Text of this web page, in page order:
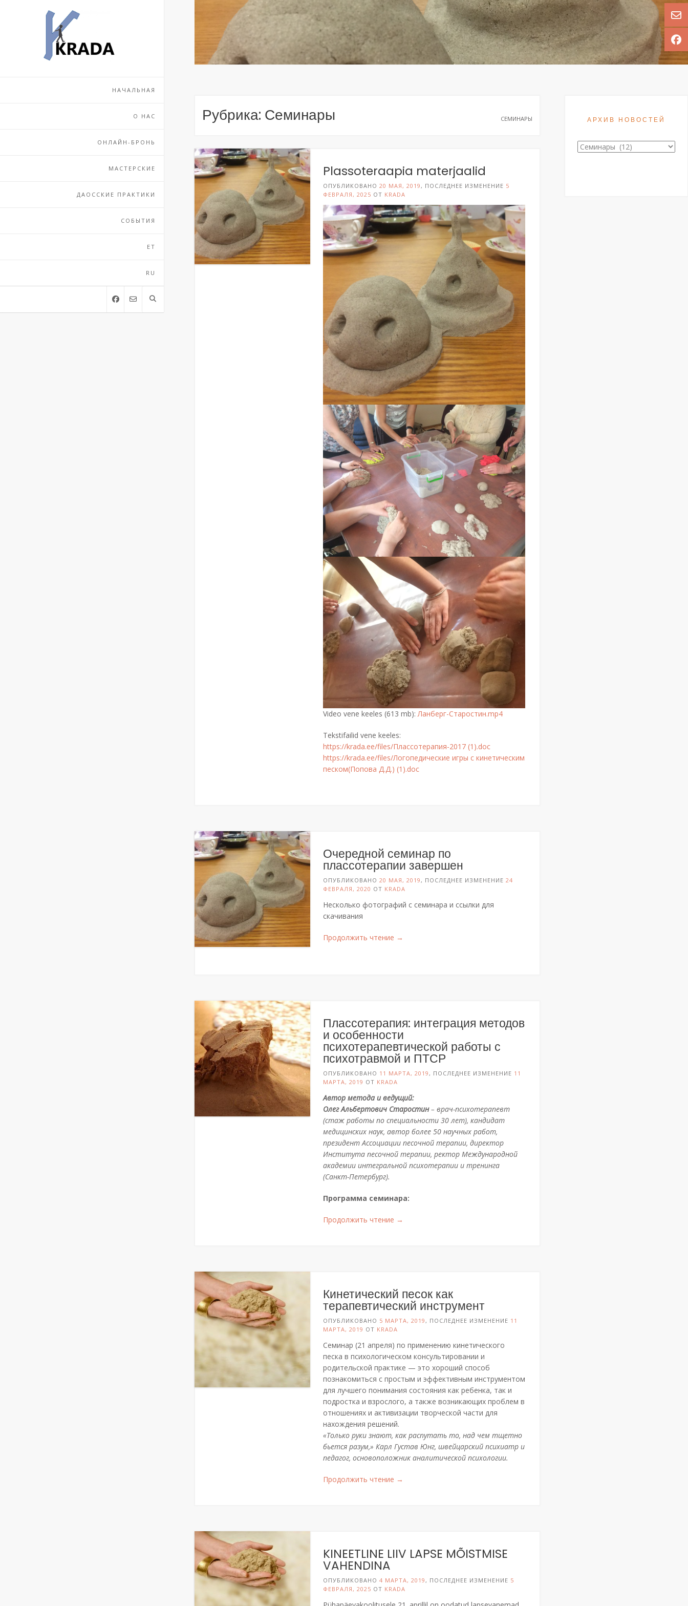
НАЧАЛЬНАЯ
О НАС
ОНЛАЙН-БРОНЬ
МАСТЕРСКИЕ
ДАОССКИЕ ПРАКТИКИ
СОБЫТИЯ
ET
RU
Рубрика: Семинары СЕМИНАРЫ
Plassoteraapia materjaalid
ОПУБЛИКОВАНО20 МАЯ, 2019 , ПОСЛЕДНЕЕ ИЗМЕНЕНИЕ 5
ФЕВРАЛЯ, 2025 ОТ KRADA
Video vene keeles (613 mb):Ланберг-Старостин.mp4
Tekstifailid vene keeles:
https://krada.ee/files/Плассотерапия-2017 (1).doc
https://krada.ee/files/Логопедические игры с кинетическим
песком(Попова Д.Д.) (1).doc
Очередной семинар по
плассотерапии завершен
ОПУБЛИКОВАНО20 МАЯ, 2019, ПОСЛЕДНЕЕ ИЗМЕНЕНИЕ24
ФЕВРАЛЯ, 2020 ОТ KRADA
Несколько фотографий с семинара и ссылки для
скачивания
Продолжить чтение «Очередной
→
Плассотерапия: интеграция методов
и особенности
психотерапевтической работы с
психотравмой и ПТСР
ОПУБЛИКОВАНО 11 МАРТА, 2019, ПОСЛЕДНЕЕ ИЗМЕНЕНИЕ 11
МАРТА, 2019 ОТ KRADA
Автор метода и ведущий:
Олег Альбертович Старостин– врач-психотерапевт
(стаж работы по специальности 30 лет), кандидат
медицинских наук, автор более 50 научных работ,
президент Ассоциации песочной терапии, директор
Института песочной терапии, ректор Международной
академии интегральной психотерапии и тренинга
(Санкт-Петербург).
Программа семинара:
Продолжить чтение «Плассотерапия:
работы
с
психотравмой
и
ПТСР»
→
Кинетический песок как
терапевтический инструмент
ОПУБЛИКОВАНО 5 МАРТА, 2019, ПОСЛЕДНЕЕ ИЗМЕНЕНИЕ 11
МАРТА, 2019 ОТ KRADA
Семинар (21 апреля) по применению кинетического
песка в психологическом консультировании и
родительской практике — это хороший способ
познакомиться с простым и эффективным инструментом
для лучшего понимания состояния как ребенка, так и
подростка и взрослого, а также возникающих проблем в
отношениях и активизации творческой части для
нахождения решений.
«Только руки знают, как распутать то, над чем тщетно
бьется разум,» Карл Густав Юнг, швейцарский психиатр и
педагог, основоположник аналитической психологии.
Продолжить чтение «Кинетический
→
KINEETLINE LIIV LAPSE MÕISTMISE
VAHENDINA
ОПУБЛИКОВАНО4 МАРТА, 2019, ПОСЛЕДНЕЕ ИЗМЕНЕНИЕ 5
ФЕВРАЛЯ, 2025 ОТ KRADA
АРХИВ НОВОСТЕЙ
Архив